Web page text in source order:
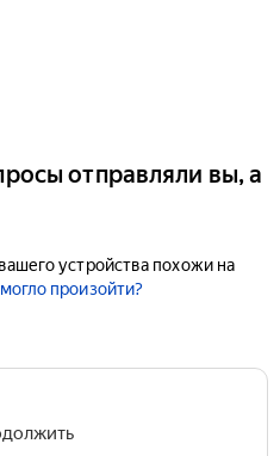
отправляли вы, а
устройства похожи на
произойти?